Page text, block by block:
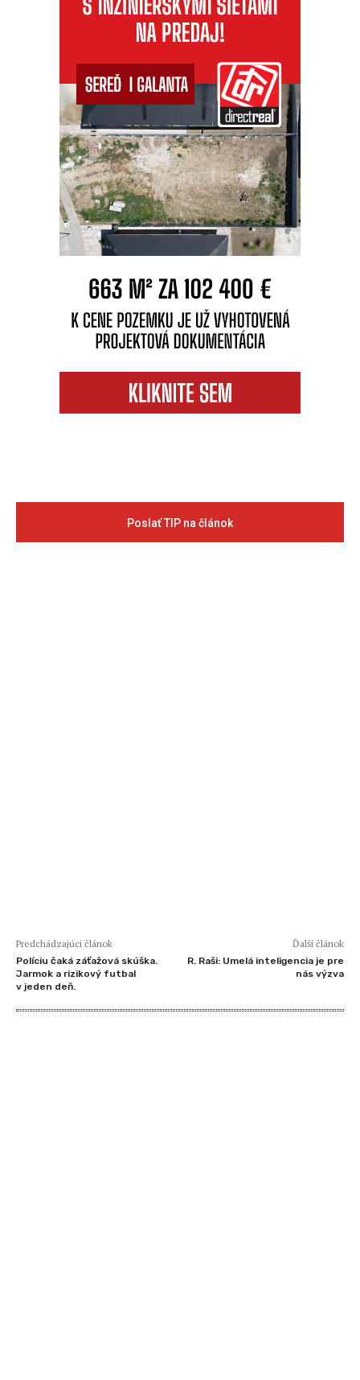
Poslať TIP na článok
Predchádzajúci článok
Políciu čaká záťažová skúška.
Jarmok a rizikový futbal
v jeden deň.
Ďalší článok
R. Raši: Umelá inteligencia je pre
nás výzva